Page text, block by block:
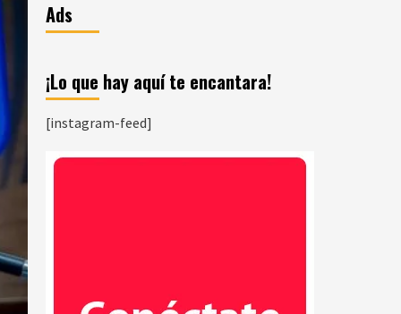
Ads
¡Lo que hay aquí te encantara!
[instagram-feed]